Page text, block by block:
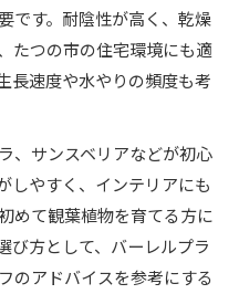
です。耐陰性が高く、乾燥
たつの市の住宅環境にも適
長速度や水やりの頻度も考
、サンスベリアなどが初心
しやすく、インテリアにも
めて観葉植物を育てる方に
び方として、バーレルプラ
のアドバイスを参考にする